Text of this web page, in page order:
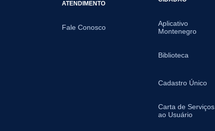
ATENDIMENTO
Fale Conosco
Aplicativo
Montenegro
Biblioteca
Cadastro Único
Carta de Serviços
ao Usuário